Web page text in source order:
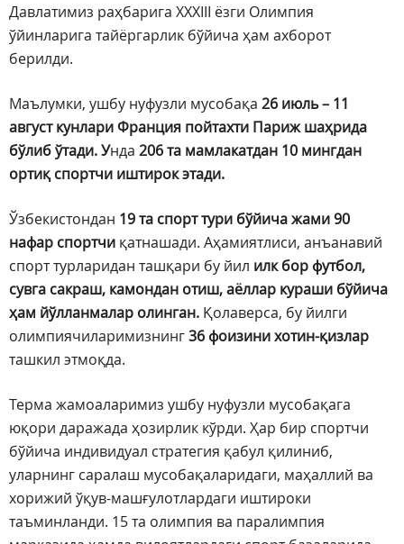
Давлатимиз раҳбарига XXXIII ёзги Олимпия
ўйинларига тайёргарлик бўйича ҳам ахборот
берилди.
Маълумки, ушбу нуфузли мусобақа 26 июль – 11
август кунлари Франция пойтахти Париж шаҳрида
бўлиб ўтади. Унда 206 та мамлакатдан 10 мингдан
ортиқ спортчи иштирок этади.
Ўзбекистондан 19 та спорт тури бўйича жами 90
нафар спортчи қатнашади. Аҳамиятлиси, анъанавий
спорт турларидан ташқари бу йил илк бор футбол,
сувга сакраш, камондан отиш, аёллар кураши бўйича
ҳам йўлланмалар олинган. Қолаверса, бу йилги
олимпиячиларимизнинг36 фоизини хотин-қизлар
ташкил этмоқда.
Терма жамоаларимиз ушбу нуфузли мусобақага
юқори даражада ҳозирлик кўрди. Ҳар бир спортчи
бўйича индивидуал стратегия қабул қилиниб,
уларнинг саралаш мусобақаларидаги, маҳаллий ва
хорижий ўқув-машғулотлардаги иштироки
таъминланди. 15 та олимпия ва паралимпия